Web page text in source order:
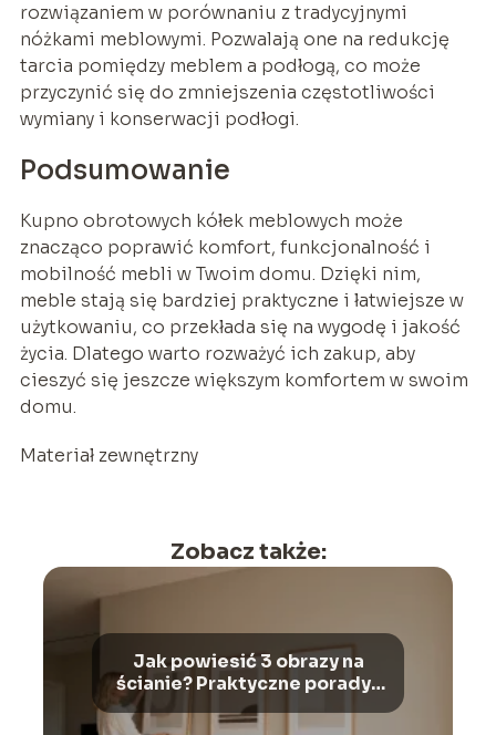
rozwiązaniem w porównaniu z tradycyjnymi
nóżkami meblowymi. Pozwalają one na redukcję
tarcia pomiędzy meblem a podłogą, co może
przyczynić się do zmniejszenia częstotliwości
wymiany i konserwacji podłogi.
Podsumowanie
Kupno obrotowych kółek meblowych może
znacząco poprawić komfort, funkcjonalność i
mobilność mebli w Twoim domu. Dzięki nim,
meble stają się bardziej praktyczne i łatwiejsze w
użytkowaniu, co przekłada się na wygodę i jakość
życia. Dlatego warto rozważyć ich zakup, aby
cieszyć się jeszcze większym komfortem w swoim
domu.
Materiał zewnętrzny
Zobacz także:
Jak powiesić 3 obrazy na
ścianie? Praktyczne porady i
inspiracje